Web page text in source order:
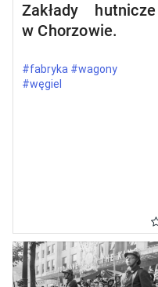
Zakłady hutnicze
w Chorzowie.
#fabryka #wagony
#węgiel